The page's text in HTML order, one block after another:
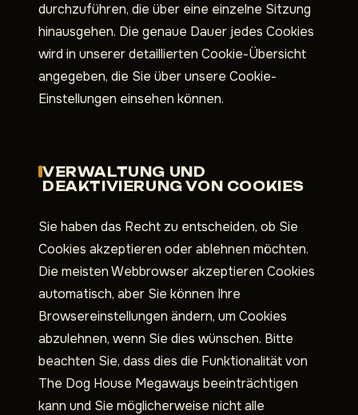
durchzuführen, die über eine einzelne Sitzung
hinausgehen. Die genaue Dauer jedes Cookies
wird in unserer detaillierten Cookie-Übersicht
angegeben, die Sie über unsere Cookie-
Einstellungen einsehen können.
VERWALTUNG UND
DEAKTIVIERUNG VON COOKIES
Sie haben das Recht zu entscheiden, ob Sie
Cookies akzeptieren oder ablehnen möchten.
Die meisten Webbrowser akzeptieren Cookies
automatisch, aber Sie können Ihre
Browsereinstellungen ändern, um Cookies
abzulehnen, wenn Sie dies wünschen. Bitte
beachten Sie, dass dies die Funktionalität von
The Dog House Megaways beeinträchtigen
kann und Sie möglicherweise nicht alle